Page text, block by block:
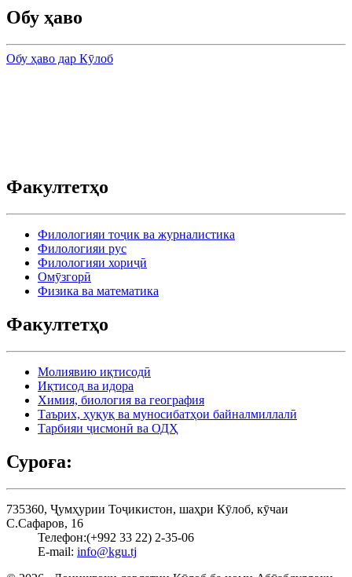
Обу ҳаво
Обу ҳаво дар Кӯлоб
Факултетҳо
Филологияи тоҷик ва журналистика
Филологияи рус
Филологияи хориҷӣ
Омӯзгорӣ
Физика ва математика
Факултетҳо
Молиявию иқтисодӣ
Иқтисод ва идора
Химия, биология ва география
Таърих, ҳуқуқ ва муносибатҳои байналмиллалӣ
Тарбияи ҷисмонӣ ва ОДҲ
Суроға:
735360, Ҷумҳурии Тоҷикистон, шаҳри Кӯлоб, кӯчаи
С.Сафаров, 16
Телефон:(+992 33 22) 2-35-06
E-mail: info@kgu.tj